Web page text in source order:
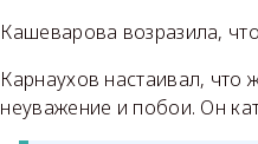
Кашеварова возразила,
Карнаухов настаивал, что
неуважение и побои. Он